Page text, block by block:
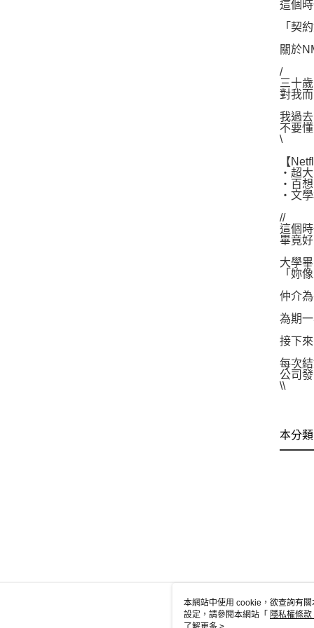
這個
「契
關於
/
三十
對我
我過
不要
\
【
‧超
‧百
‧文
//
這個
畢竟
大學
「妳
仲介
為期
接下
每次
公司
\\
本分
本網站中使用 cookie，欲查詢有
設定，請參閱本網站「 隱私權條款